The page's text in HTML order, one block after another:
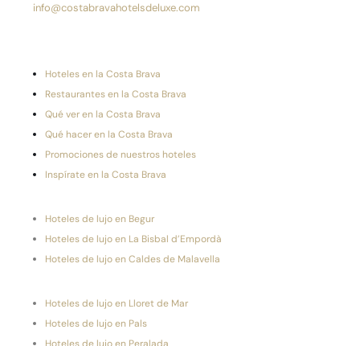
info@costabravahotelsdeluxe.com
Hoteles en la Costa Brava
Restaurantes en la Costa Brava
Qué ver en la Costa Brava
Qué hacer en la Costa Brava
Promociones de nuestros hoteles
Inspírate en la Costa Brava
Hoteles de lujo en Begur
Hoteles de lujo en La Bisbal d’Empordà
Hoteles de lujo en Caldes de Malavella
Hoteles de lujo en Lloret de Mar
Hoteles de lujo en Pals